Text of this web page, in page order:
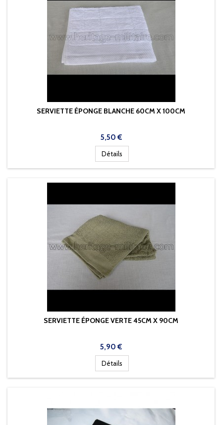
SERVIETTE ÉPONGE BLANCHE 60CM X 100CM
Prix
5,50 €
Détails
SERVIETTE ÉPONGE VERTE 45CM X 90CM
Prix
5,90 €
Détails